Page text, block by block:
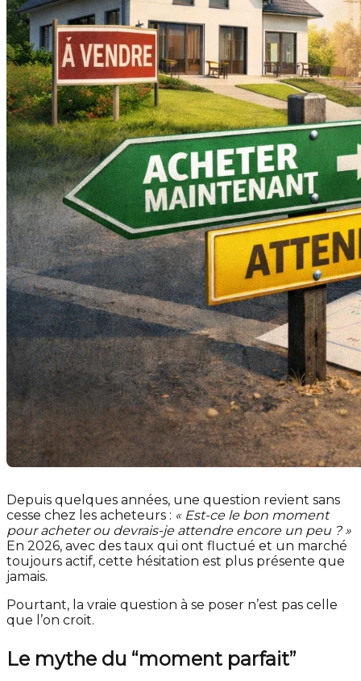
Depuis quelques années, une question revient sans
cesse chez les acheteurs : « Est-ce le bon moment
pour acheter ou devrais-je attendre encore un peu ? »
En 2026, avec des taux qui ont fluctué et un marché
toujours actif, cette hésitation est plus présente que
jamais.
Pourtant, la vraie question à se poser n’est pas celle
que l’on croit.
Le mythe du “moment parfait”